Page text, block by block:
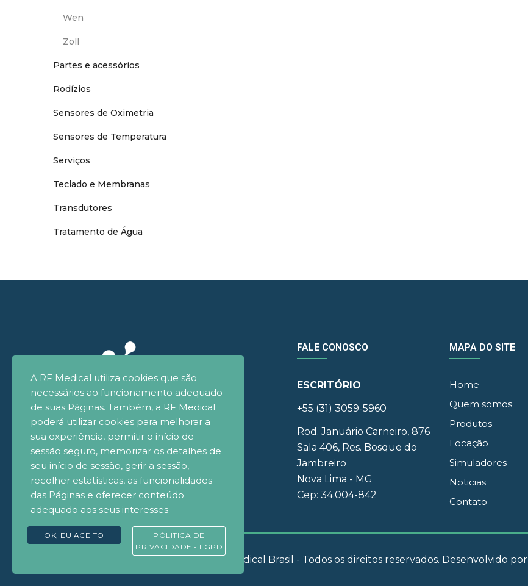
Wen
Zoll
Partes e acessórios
Rodízios
Sensores de Oximetria
Sensores de Temperatura
Serviços
Teclado e Membranas
Transdutores
Tratamento de Água
FALE CONOSCO
ESCRITÓRIO
+55 (31) 3059-5960
Rod. Januário Carneiro, 876
Sala 406, Res. Bosque do
Jambreiro
Nova Lima - MG
Cep: 34.004-842
MAPA DO SITE
Home
Quem somos
Produtos
Locação
Simuladores
Noticias
Contato
© Copyrignt 2021 - RF Medical Brasil - Todos os direitos reservados. Desenvolvido por
A RF Medical utiliza cookies que são
necessários ao funcionamento adequado
de suas Páginas. Também, a RF Medical
poderá utilizar cookies para melhorar a
sua experiência, permitir o início de
sessão seguro, memorizar os detalhes de
seu início de sessão, gerir a sessão,
recolher estatísticas, as funcionalidades
das Páginas e oferecer conteúdo
adequado aos seus interesses.
OK, EU ACEITO
PÓLITICA DE
PRIVACIDADE - LGPD